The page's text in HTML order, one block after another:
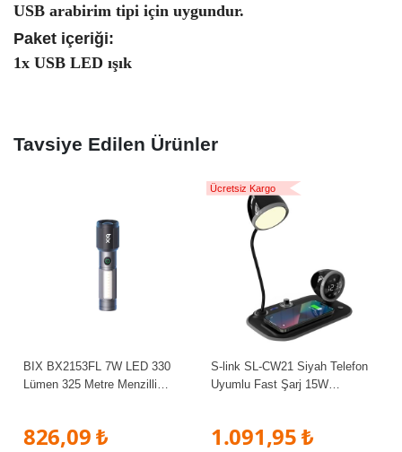
USB arabirim tipi için uygundur.
Paket içeriği:
1x USB LED ışık
Tavsiye Edilen Ürünler
BIX BX2153FL 7W LED 330
Lümen 325 Metre Menzilli
826,09 ₺
Ücretsiz Kargo
S-link SL-CW21 Siyah Telefon
Uyumlu Fast Şarj 15W
Lambası
1.091,95 ₺